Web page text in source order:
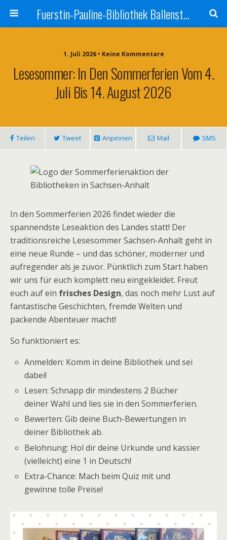
Fuerstin-Pauline-Bibliothek Ballenstedt
1. Juli 2026 • Keine Kommentare
Lesesommer: In Den Sommerferien Vom 4.
Juli Bis 14. August 2026
Teilen Tweet Anpinnen Mail SMS
In den Sommerferien 2026 findet wieder die
spannendste Leseaktion des Landes statt! Der
traditionsreiche Lesesommer Sachsen-Anhalt geht in
eine neue Runde – und das schöner, moderner und
aufregender als je zuvor. Pünktlich zum Start haben
wir uns für euch komplett neu eingekleidet. Freut
euch auf ein frisches Design, das noch mehr Lust auf
fantastische Geschichten, fremde Welten und
packende Abenteuer macht!
So funktioniert es:
Anmelden: Komm in deine Bibliothek und sei
dabei!
Lesen: Schnapp dir mindestens 2 Bücher
deiner Wahl und lies sie in den Sommerferien.
Bewerten: Gib deine Buch-Bewertungen in
deiner Bibliothek ab.
Belohnung: Hol dir deine Urkunde und kassier
(vielleicht) eine 1 in Deutsch!
Extra-Chance: Mach beim Quiz mit und
gewinne tolle Preise!